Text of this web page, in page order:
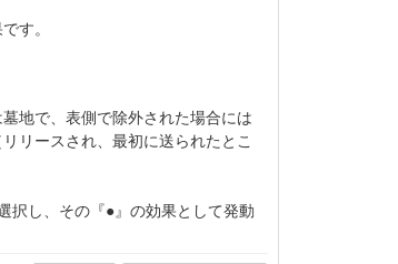
す。
地で、表側で除外された場合には
リースされ、最初に送られたとこ
択し、その『●』の効果として発動